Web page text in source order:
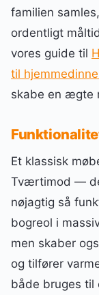
familien
ordentligt
vores guide til
til
skabe en ægte
Et klassisk
Tværtimod —
nøjagtig så
bogreol i
men skaber
og tilfører
både bruges